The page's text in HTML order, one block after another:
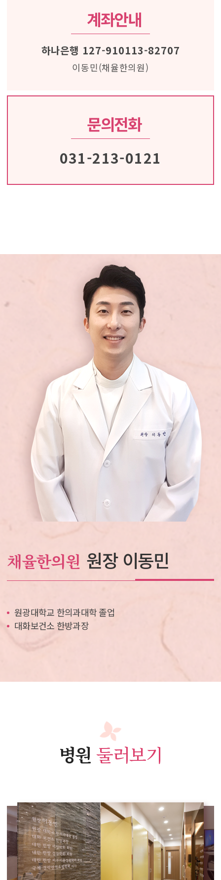
계좌안내
하나은행 127-910113-82707
이동민(채율한의원)
문의전화
031-213-0121
채율한의원 원장 이동민
원광대학교 한의과대학 졸업
대화보건소 한방과장
병원 둘러보기